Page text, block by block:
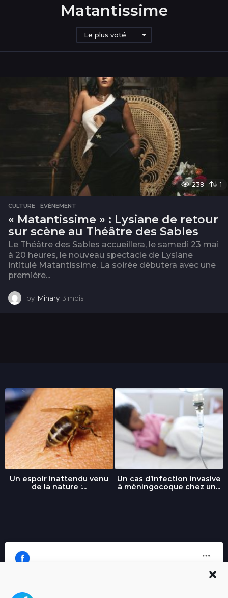
Matantissime
Le plus voté
238 1
CULTURE ,ÉVÉNEMENT
« Matantissime » : Lysiane de retour
sur scène au Théâtre des Sables
Le Théâtre des Sables accueillera, le samedi 23 mai
à 20 heures, le nouveau spectacle de Lysiane
intitulé Matantissime. La soirée débutera avec une
première...
by Mihary 3 mois
Un espoir inattendu venu
de la nature :...
Un cas d’infection invasive
à méningocoque chez un...